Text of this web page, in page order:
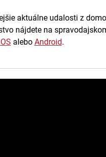
aktuálne udalosti z
nájdete na
alebo Android.